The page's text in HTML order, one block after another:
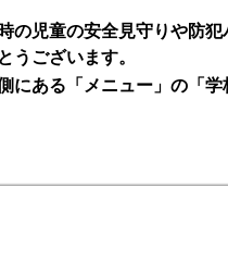
の児童の安全見守りや防
うございます。
ある「メニュー」の「学